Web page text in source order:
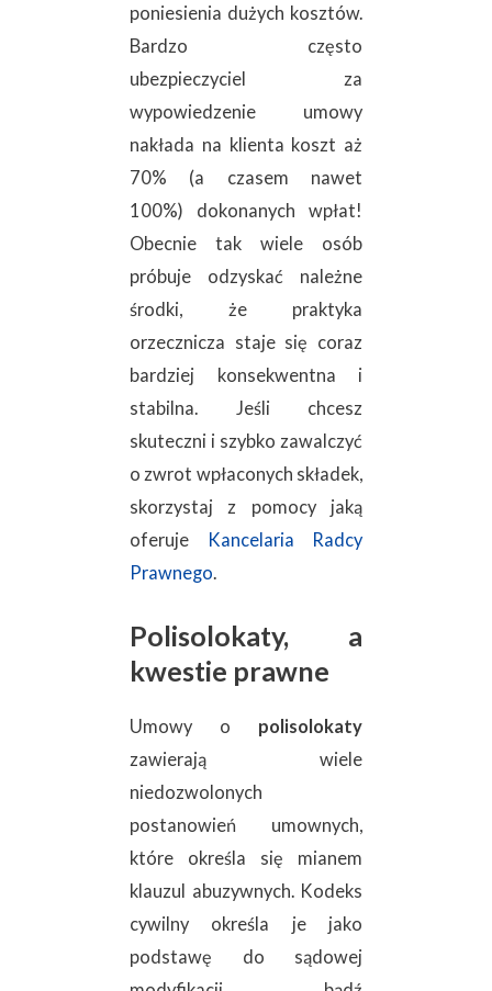
poniesienia dużych kosztów.
Bardzo często
ubezpieczyciel za
wypowiedzenie umowy
nakłada na klienta koszt aż
70% (a czasem nawet
100%) dokonanych wpłat!
Obecnie tak wiele osób
próbuje odzyskać należne
środki, że praktyka
orzecznicza staje się coraz
bardziej konsekwentna i
stabilna. Jeśli chcesz
skuteczni i szybko zawalczyć
o zwrot wpłaconych składek,
skorzystaj z pomocy jaką
oferuje
Kancelaria Radcy
Prawnego.
Polisolokaty, a
kwestie prawne
Umowy o polisolokaty
zawierają wiele
niedozwolonych
postanowień umownych,
które określa się mianem
klauzul abuzywnych. Kodeks
cywilny określa je jako
podstawę do sądowej